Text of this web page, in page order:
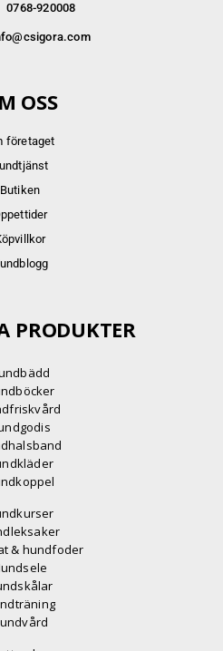
0768-920008
OSS
företaget
Butiken
PRODUKTER
& hundfoder